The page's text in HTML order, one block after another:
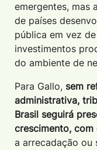
emergentes, mas
de países
pública em vez
investimentos
do ambiente de
Para Gallo, sem
administrativa,
Brasil seguirá
crescimento,
a arrecadação ou